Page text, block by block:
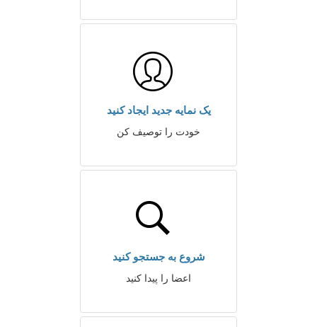
یک نمایه جدید ایجاد کنید
خودت را توصیف کن
شروع به جستجو کنید
اعضا را پیدا کنید